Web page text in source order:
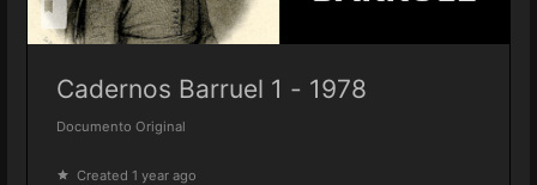
Cadernos Barruel 1 - 1978
Documento Original
Created 1 year ago